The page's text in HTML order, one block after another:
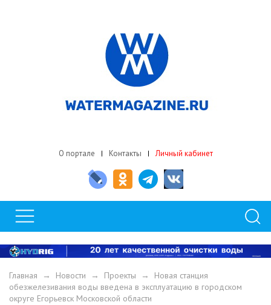
О портале Контакты Личный кабинет
Главная → Новости → Проекты → Новая станция
обезжелезивания воды введена в эксплуатацию в городском
округе Егорьевск Московской области